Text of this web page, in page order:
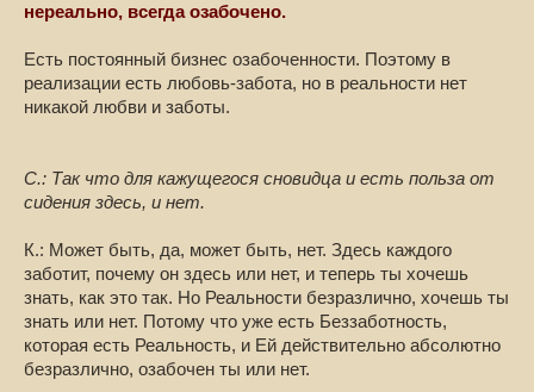
нереально, всегда озабочено.
Есть постоянный бизнес озабоченности. Поэтому в
реализации есть любовь-забота, но в реальности нет
никакой любви и заботы.
С.: Так что для кажущегося сновидца и есть польза от
сидения здесь, и нет.
К.: Может быть, да, может быть, нет. Здесь каждого
заботит, почему он здесь или нет, и теперь ты хочешь
знать, как это так. Но Реальности безразлично, хочешь ты
знать или нет. Потому что уже есть Беззаботность,
которая есть Реальность, и Ей действительно абсолютно
безразлично, озабочен ты или нет.